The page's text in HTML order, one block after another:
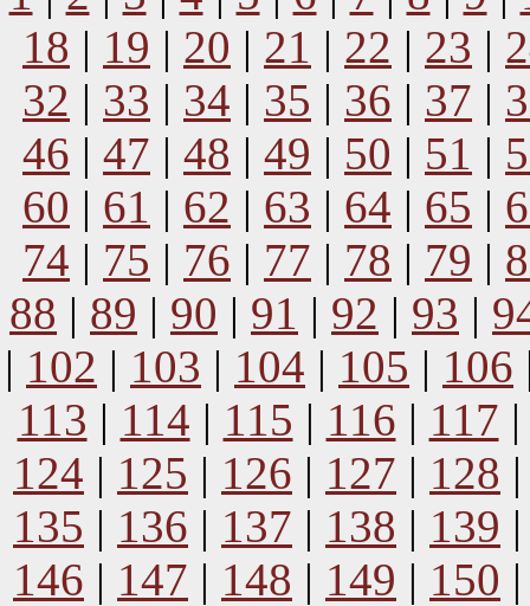
18 | 19 | 20 | 21 | 22 | 23 |
32 | 33 | 34 | 35 | 36 | 37 |
46 | 47 | 48 | 49 | 50 | 51 |
60 | 61 | 62 | 63 | 64 | 65 |
74 | 75 | 76 | 77 | 78 | 79 |
88 | 89 | 90 | 91 | 92 | 93 |
| 102 | 103 | 104 | 105 | 106
113 | 114 | 115 | 116 | 117
124 | 125 | 126 | 127 | 128
135 | 136 | 137 | 138 | 139
146 | 147 | 148 | 149 | 150